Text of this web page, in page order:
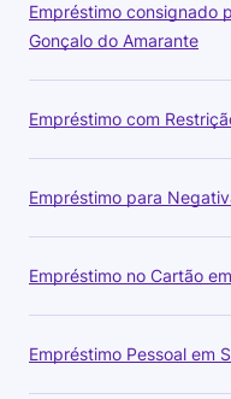
Empréstimo consignado
Gonçalo do Amarante
Empréstimo com
Empréstimo para
Empréstimo no Cartão
Empréstimo Pessoal em